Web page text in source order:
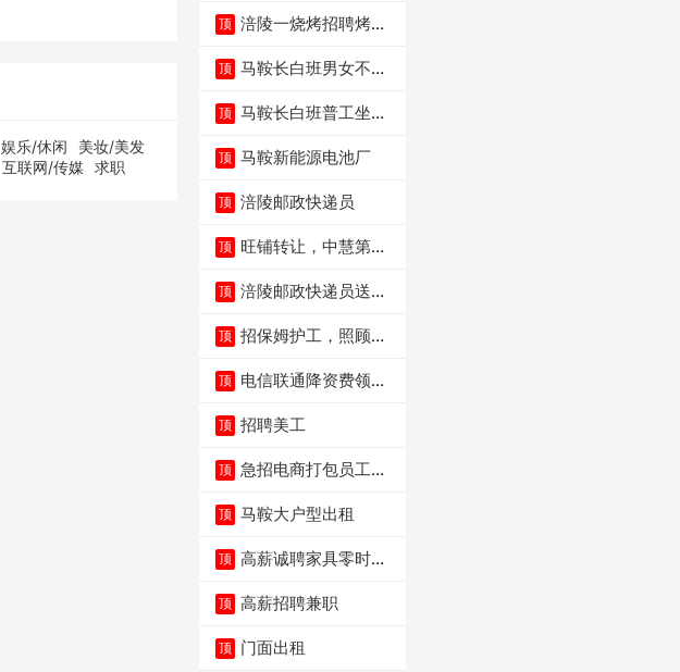
娱乐/休闲
美妆/美发
互联网/传媒 求职
顶 涪陵一烧烤招聘烤工
顶 马鞍长白班男女不限
顶 马鞍长白班普工坐班
顶 马鞍新能源电池厂
顶 涪陵邮政快递员
顶 旺铺转让，中慧第一
顶 涪陵邮政快递员送货
顶 招保姆护工，照顾病
顶 电信联通降资费领价
顶 招聘美工
顶 急招电商打包员工作
顶 马鞍大户型出租
顶 高薪诚聘家具零时促
顶 高薪招聘兼职
顶 门面出租